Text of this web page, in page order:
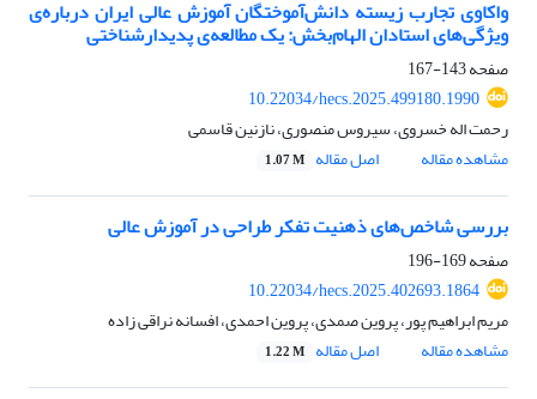
واکاوی تجارب زیسته ‌دانش‌آموختگان آموزش عالی ایران درباره‌ی
ویژگی‌های استادان الهام‌بخش: یک مطالعه‌ی پدیدارشناختی
صفحه143-167
10.22034/hecs.2025.499180.1990
رحمت اله خسروی، سیروس منصوری، نازنین قاسمی
مشاهده مقاله
اصل مقاله 1.07 M
بررسی شاخص‌های ذهنیت تفکر طراحی در آموزش عالی
صفحه169-196
10.22034/hecs.2025.402693.1864
مریم ابراهیم پور، پروین صمدی، پروین احمدی، افسانه نراقی زاده
مشاهده مقاله
اصل مقاله 1.22 M